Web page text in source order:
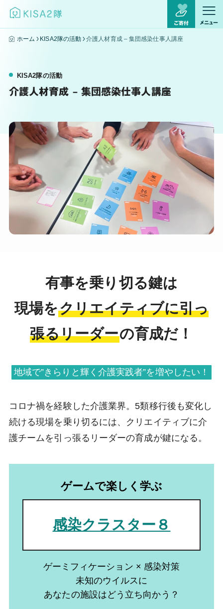
ご寄付 メニュー
ホーム KISA2隊の活動 介護人材育成 – 集団感染仕事人講座
KISA2隊の活動
介護人材育成 – 集団感染仕事人講座
有事を乗り切る鍵は
現場をクリエイティブに引っ
張るリーダーの育成だ！
地域で”きらりと輝く介護実践者”を増やしたい！
コロナ禍を経験した介護業界。5類移行後も変化し
続ける現場を乗り切るには、クリエイティブに介
護チームを引っ張るリーダーの育成が鍵になる。
ゲームで楽しく学ぶ
感染クラスター８
ゲーミフィケーション × 感染対策
未知のウイルスに
あなたの施設はどう立ち向かう？